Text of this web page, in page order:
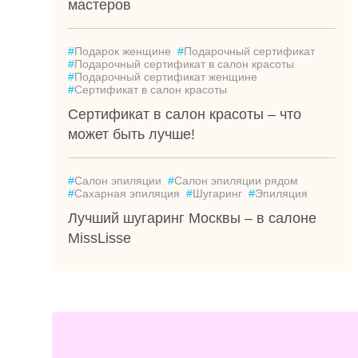
мастеров
#Подарок женщине #Подарочный сертификат
#Подарочный сертификат в салон красоты
#Подарочный сертификат женщине
#Сертификат в салон красоты
Сертификат в салон красоты – что
может быть лучше!
#Салон эпиляции #Салон эпиляции рядом
#Сахарная эпиляция #Шугаринг #Эпиляция
Лучший шугаринг Москвы – в салоне
MissLisse